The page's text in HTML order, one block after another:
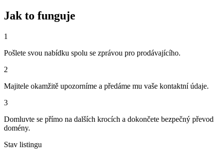
Jak to funguje
1
Pošlete svou nabídku spolu se zprávou pro prodávajícího.
2
Majitele okamžitě upozorníme a předáme mu vaše kontaktní údaje.
3
Domluvte se přímo na dalších krocích a dokončete bezpečný převod
domény.
Stav listingu